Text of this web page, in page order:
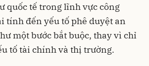
quốc tế trong lĩnh vực công
tính đến yếu tố phê duyệt an
một bước bắt buộc, thay vì chỉ
tố tài chính và thị trường.